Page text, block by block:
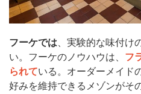
フーケでは、実験的な味付け
い。フーケのノウハウは、 フ
られている。オーダーメイド
好みを維持できるメゾンがそ